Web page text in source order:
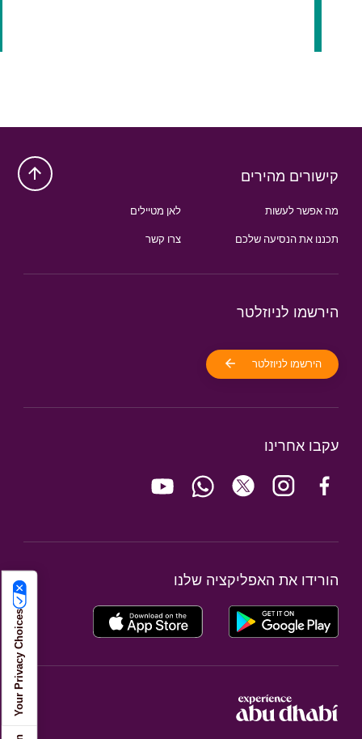
קישורים מהירים
מה אפשר לעשות
תכננו את הנסיעה שלכם
לאן מטיילים
צרו קשר
הירשמו לניוזלטר
הירשמו לניוזלטר
עקבו אחרינו
הורידו את האפליקציה שלנו
Your Privacy Choices